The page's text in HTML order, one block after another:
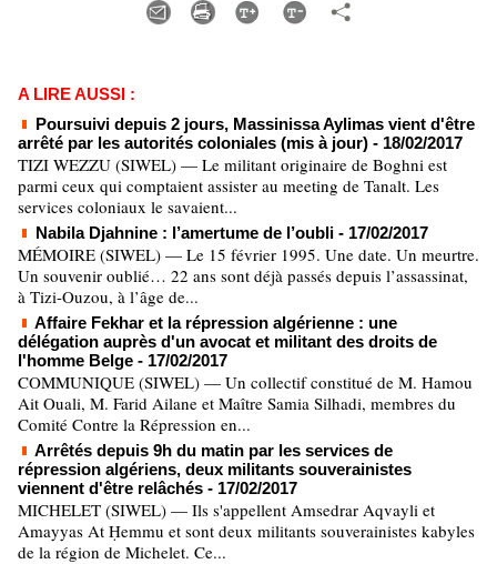
A LIRE AUSSI :
Poursuivi depuis 2 jours, Massinissa Aylimas vient d'être
arrêté par les autorités coloniales (mis à jour) - 18/02/2017
TIZI WEZZU (SIWEL) — Le militant originaire de Boghni est
parmi ceux qui comptaient assister au meeting de Tanalt. Les
services coloniaux le savaient...
Nabila Djahnine : l’amertume de l’oubli - 17/02/2017
MÉMOIRE (SIWEL) — Le 15 février 1995. Une date. Un meurtre.
Un souvenir oublié… 22 ans sont déjà passés depuis l’assassinat,
à Tizi-Ouzou, à l’âge de...
Affaire Fekhar et la répression algérienne : une
délégation auprès d'un avocat et militant des droits de
l'homme Belge - 17/02/2017
COMMUNIQUE (SIWEL) — Un collectif constitué de M. Hamou
Ait Ouali, M. Farid Ailane et Maître Samia Silhadi, membres du
Comité Contre la Répression en...
Arrêtés depuis 9h du matin par les services de
répression algériens, deux militants souverainistes
viennent d'être relâchés - 17/02/2017
MICHELET (SIWEL) — Ils s'appellent Amsedrar Aqvayli et
Amayyas At Ḥemmu et sont deux militants souverainistes kabyles
de la région de Michelet. Ce...